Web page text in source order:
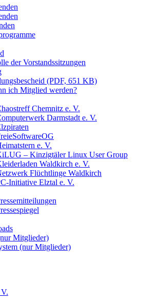
der Vorstandssitzungen
(PDF, 651 KB)
ich Mitglied werden?
Chemnitz e. V.
Darmstadt e. V.
e. V.
– Kinzigtäler Linux User Group
Waldkirch e. V.
Flüchtlinge Waldkirch
Initiative Elztal e. V.
Mitglieder)
(nur Mitglieder)